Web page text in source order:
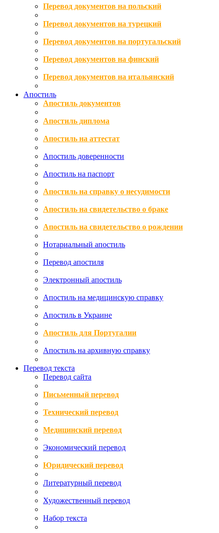
Перевод документов на польский
Перевод документов на турецкий
Перевод документов на португальский
Перевод документов на финский
Перевод документов на итальянский
Апостиль
Апостиль документов
Апостиль диплома
Апостиль на аттестат
Апостиль доверенности
Апостиль на паспорт
Апостиль на справку о несудимости
Апостиль на свидетельство о браке
Апостиль на свидетельство о рождении
Нотариальный апостиль
Перевод апостиля
Электронный апостиль
Апостиль на медицинскую справку
Апостиль в Украине
Апостиль для Португалии
Апостиль на архивную справку
Перевод текста
Перевод сайта
Письменный перевод
Технический перевод
Медицинский перевод
Экономический перевод
Юридический перевод
Литературный перевод
Художественный перевод
Набор текста